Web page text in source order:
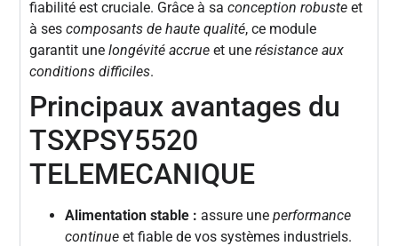
fiabilité est cruciale. Grâce à saconception robuste et
à sescomposants de haute qualité, ce module
garantit unelongévité accrue et unerésistance aux
conditions difficiles.
Principaux avantages du
TSXPSY5520
TELEMECANIQUE
Alimentation stable : assure uneperformance
continue et fiable de vos systèmes industriels.